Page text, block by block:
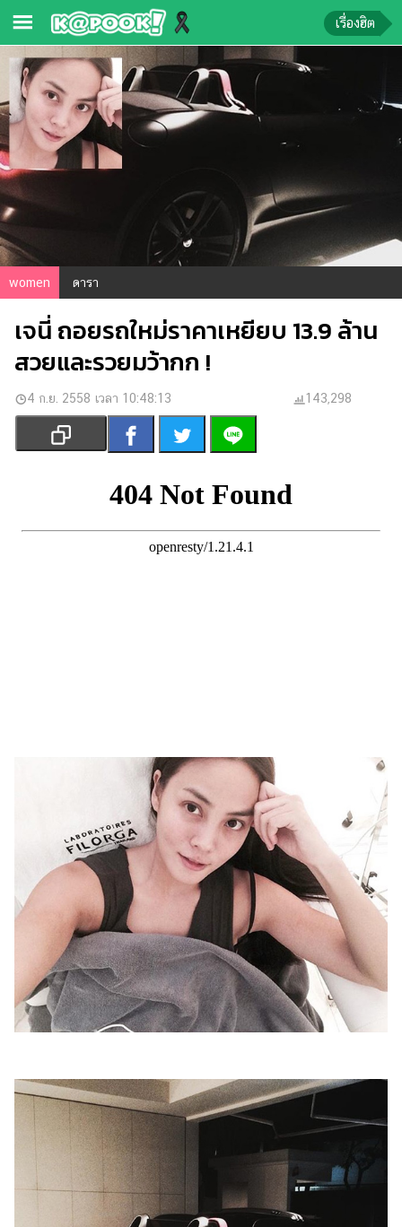
ข่าว-
ความ
รู้
ข่าว
ข่าว
ตรวจ
หวย
บอล
สด
เงิน
การ
ผู้ชาย
สุขภาพ
ท่อง
สูตร
อาหาร
ปิ้ง
เรื่องฮิต
women ดารา
เจนี่ ถอยรถใหม่ราคาเหยียบ 13.9 ล้าน
สวยและรวยมว้ากก !
4 ก.ย. 2558 เวลา 10:48:13 143,298